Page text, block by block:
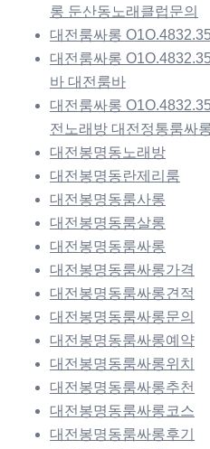
롱 둔산동노래클럽문의
대전룸싸롱
대전룸싸롱
바 대전룸바
대전룸싸롱
전노래방 대전정통룸싸
대전봉명동노래방
대전봉명동란제리룸
대전봉명동룸사롱
대전봉명동룸살롱
대전봉명동룸싸롱
대전봉명동룸싸롱가격
대전봉명동룸싸롱견적
대전봉명동룸싸롱문의
대전봉명동룸싸롱예약
대전봉명동룸싸롱위치
대전봉명동룸싸롱추천
대전봉명동룸싸롱코스
대전봉명동룸싸롱후기